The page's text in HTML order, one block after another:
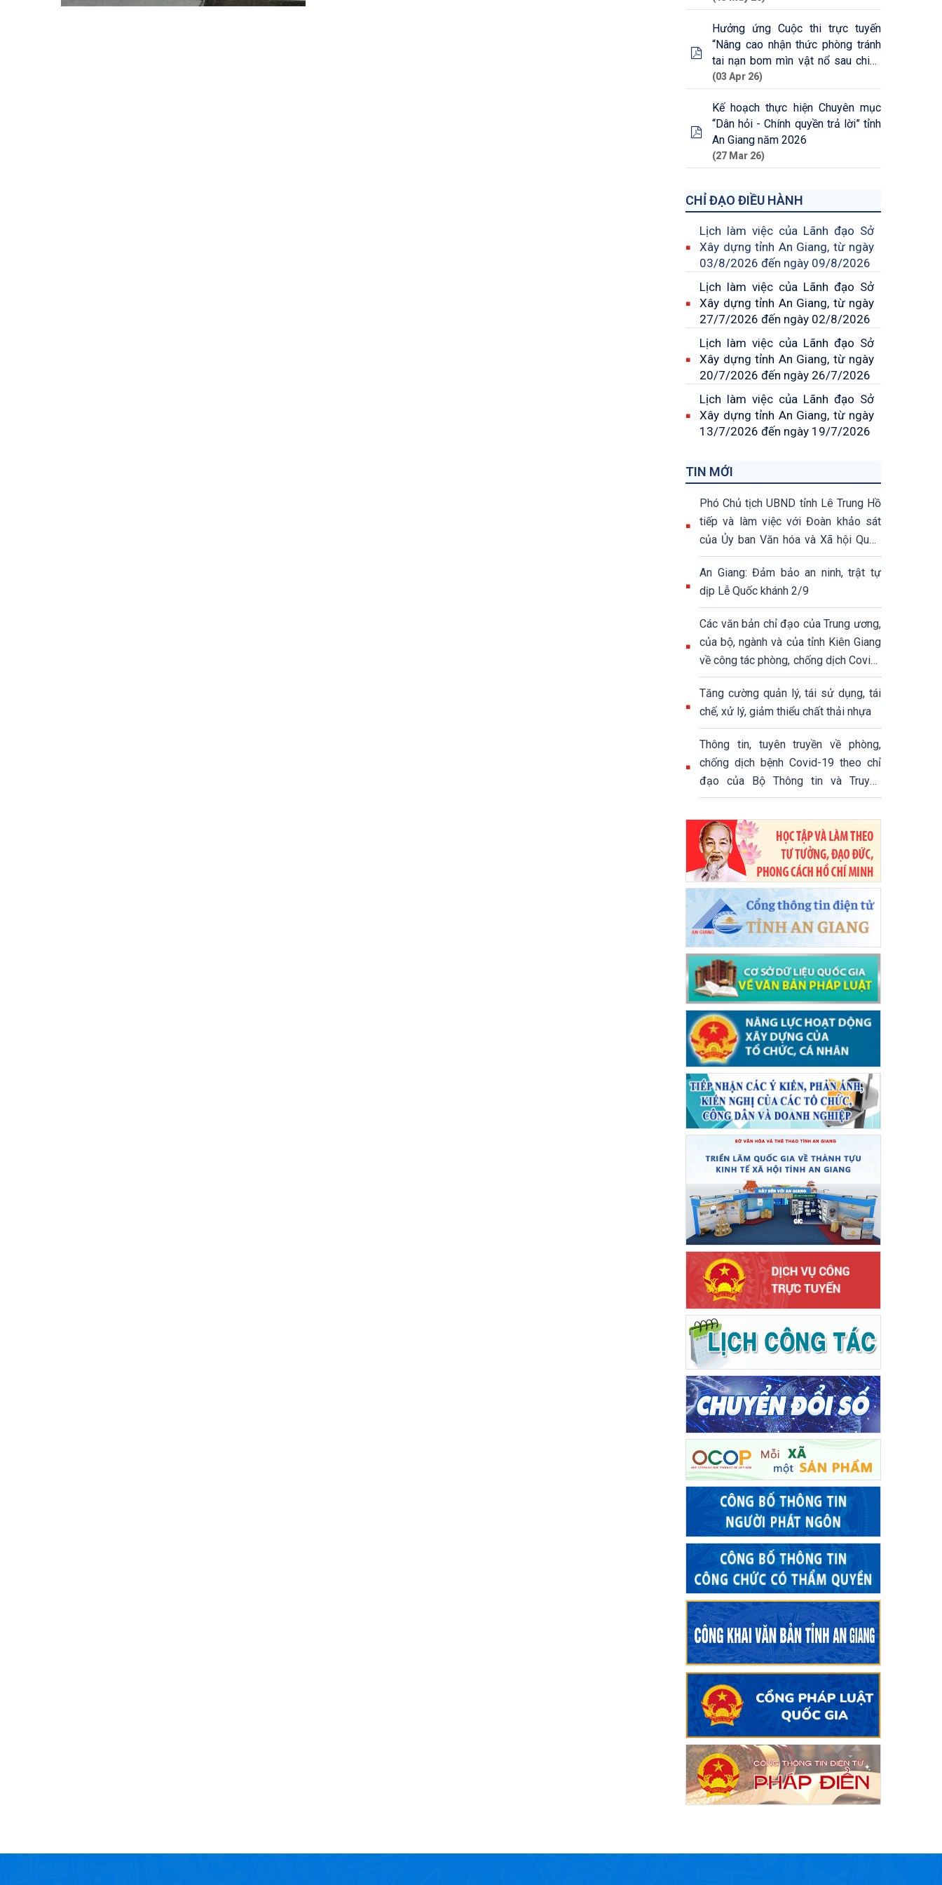
Hưởng ứng Cuộc thi trực tuyến
“Nâng cao nhận thức phòng tránh
tai nạn bom mìn vật nổ sau chiến
tranh ở Việt Nam
(03 Apr 26)
Kế hoạch thực hiện Chuyên mục
“Dân hỏi - Chính quyền trả lời” tỉnh
An Giang năm 2026
(27 Mar 26)
CHỈ ĐẠO ĐIỀU HÀNH
Lịch làm việc của Lãnh đạo Sở
Xây dựng tỉnh An Giang, từ ngày
03/8/2026 đến ngày 09/8/2026
Lịch làm việc của Lãnh đạo Sở
Xây dựng tỉnh An Giang, từ ngày
27/7/2026 đến ngày 02/8/2026
Lịch làm việc của Lãnh đạo Sở
Xây dựng tỉnh An Giang, từ ngày
20/7/2026 đến ngày 26/7/2026
Lịch làm việc của Lãnh đạo Sở
Xây dựng tỉnh An Giang, từ ngày
13/7/2026 đến ngày 19/7/2026
TIN MỚI
Phó Chủ tịch UBND tỉnh Lê Trung Hồ
tiếp và làm việc với Đoàn khảo sát
của Ủy ban Văn hóa và Xã hội Quốc
hội khóa XV
An Giang: Đảm bảo an ninh, trật tự
dịp Lễ Quốc khánh 2/9
Các văn bản chỉ đạo của Trung ương,
của bộ, ngành và của tỉnh Kiên Giang
về công tác phòng, chống dịch Covid-
19 trong thời gian thực hiện giãn cách
xã hội theo tinh thần Chỉ thị số
16/CT-TTg ngày 31/3/2020 của Thủ
tướng Chính phủ
Tăng cường quản lý, tái sử dụng, tái
chế, xử lý, giảm thiểu chất thải nhựa
Thông tin, tuyên truyền về phòng,
chống dịch bệnh Covid-19 theo chỉ
đạo của Bộ Thông tin và Truyền
thông, UBND tỉnh Kiên Giang